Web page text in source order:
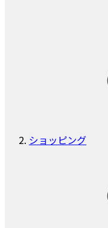
ショッピング